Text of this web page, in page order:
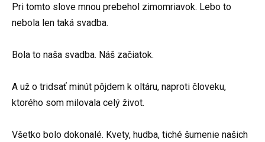
Pri tomto slove mnou prebehol zimomriavok. Lebo to
nebola len taká svadba.
Bola to naša svadba. Náš začiatok.
A už o tridsať minút pôjdem k oltáru, naproti človeku,
ktorého som milovala celý život.
Všetko bolo dokonalé. Kvety, hudba, tiché šumenie našich